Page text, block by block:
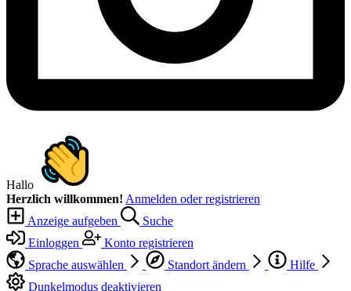
Hallo
Herzlich willkommen! Anmelden oder registrieren
Anzeige aufgeben
Suche
Einloggen
Konto registrieren
Sprache auswählen
Standort ändern
Hilfe
Dunkelmodus deaktivieren